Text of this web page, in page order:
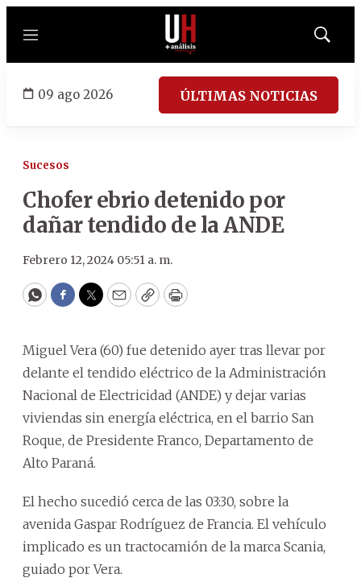
Menú
Mostrar
09 ago 2026 ÚLTIMAS NOTICIAS
Sucesos
Chofer ebrio detenido por
dañar tendido de la ANDE
Febrero 12, 2024 05:51 a. m.
WhatsApp
Facebook
Twitter
EmailCopyPrint
Miguel Vera (60) fue detenido ayer tras llevar por
delante el tendido eléctrico de la Administración
Nacional de Electricidad (ANDE) y dejar varias
viviendas sin energía eléctrica, en el barrio San
Roque, de Presidente Franco, Departamento de
Alto Paraná.
El hecho sucedió cerca de las 03:30, sobre la
avenida Gaspar Rodríguez de Francia. El vehículo
implicado es un tractocamión de la marca Scania,
guiado por Vera.